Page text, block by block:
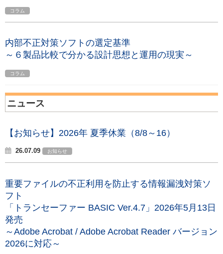
コラム
内部不正対策ソフトの選定基準
～６製品比較で分かる設計思想と運用の現実～
コラム
ニュース
【お知らせ】2026年 夏季休業（8/8～16）
26.07.09 お知らせ
重要ファイルの不正利用を防止する情報漏洩対策ソ
フト
「トランセーファー BASIC Ver.4.7」2026年5月13日
発売
～Adobe Acrobat / Adobe Acrobat Reader バージョン
2026に対応～